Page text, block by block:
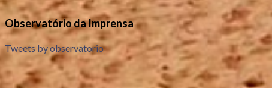
Observatório da Imprensa
Tweets by observatorio